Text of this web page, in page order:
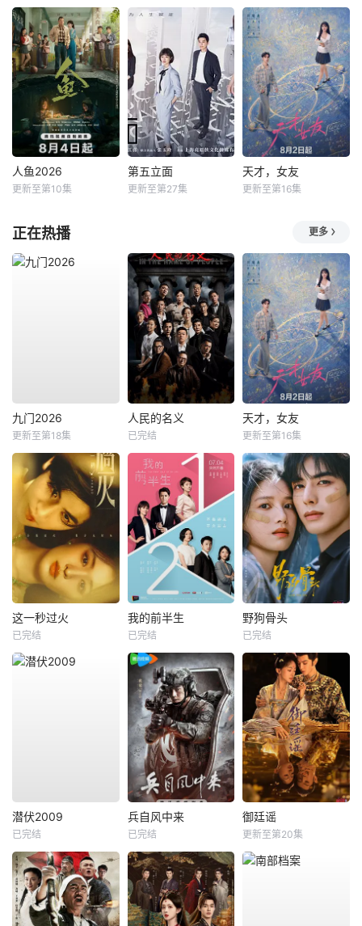
人鱼2026
更新至第10集
第五立面
更新至第27集
天才，女友
更新至第16集
正在热播 更多
九门2026
更新至第18集
人民的名义
已完结
天才，女友
更新至第16集
这一秒过火
已完结
我的前半生
已完结
野狗骨头
已完结
潜伏2009
已完结
兵自风中来
已完结
御廷谣
更新至第20集